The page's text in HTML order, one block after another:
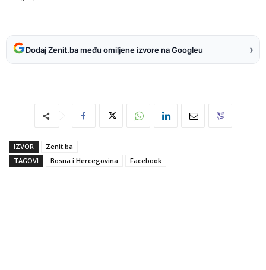
Dodaj Zenit.ba među omiljene izvore na Googleu ›
IZVOR
Zenit.ba
TAGOVI
Bosna i Hercegovina Facebook